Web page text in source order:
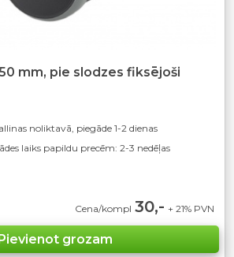
mm, pie slodzes fiksējoši
noliktavā, piegāde 1-2 dienas
laiks papildu precēm: 2-3 nedēļas
Cena/kompl 30,- + 21% PVN